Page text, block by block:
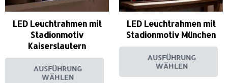
LED Leuchtrahmen mit
Stadionmotiv
Kaiserslautern
AUSFÜHRUNG
WÄHLEN
LED Leuchtrahmen mit
Stadionmotiv München
AUSFÜHRUNG
WÄHLEN